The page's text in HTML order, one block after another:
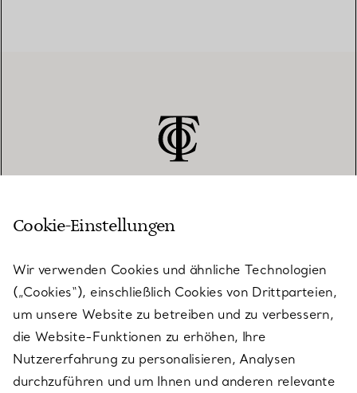
KUNDENSERVICE
SERVICES
ÜBER TIFFANY & CO.
Cookie-Einstellungen
Wir verwenden Cookies und ähnliche Technologien
(„Cookies“), einschließlich Cookies von Drittparteien,
um unsere Website zu betreiben und zu verbessern,
die Website-Funktionen zu erhöhen, Ihre
Nutzererfahrung zu personalisieren, Analysen
durchzuführen und um Ihnen und anderen relevante